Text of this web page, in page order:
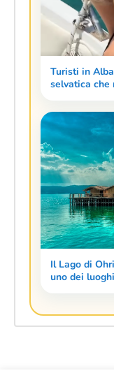
Turisti in
selvatica che
Il Lago di
uno dei